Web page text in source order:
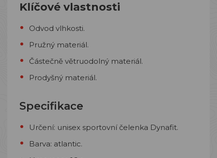
Klíčové vlastnosti
Odvod vlhkosti.
Pružný materiál.
Částečně větruodolný materiál.
Prodyšný materiál.
Specifikace
Určení: unisex sportovní čelenka Dynafit.
Barva: atlantic.